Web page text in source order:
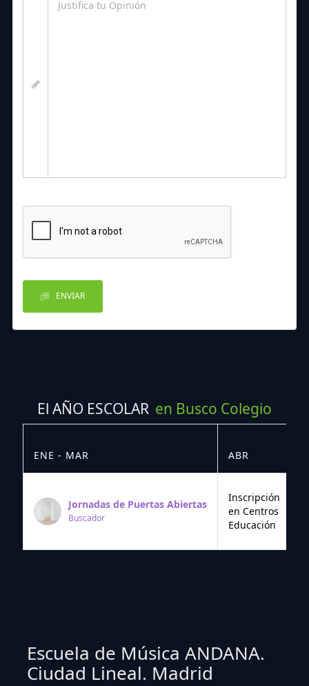
ENVIAR
El AÑO ESCOLAR en Busco Colegio
ENE - MAR ABR
Jornadas de Puertas Abiertas
Buscador
Inscripción
en Centros
Educación
Escuela de Música ANDANA.
Ciudad Lineal. Madrid